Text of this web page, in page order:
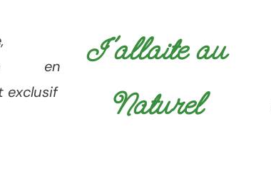
en
exclusif
J'allaite au
Naturel